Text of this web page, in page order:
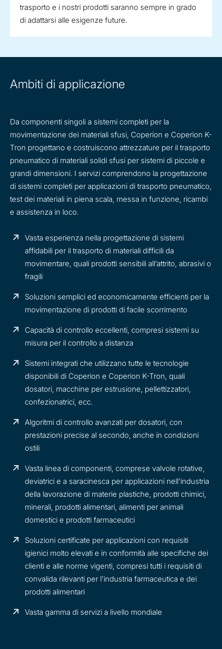
trasporto e i nostri prodotti saranno sempre in grado
di adattarsi alle esigenze future.
Ambiti di applicazione
Da componenti singoli a sistemi completi per la
movimentazione dei materiali sfusi, Coperion e Coperion K-
Tron progettano e costruiscono attrezzature per il trasporto
pneumatico di materiali solidi sfusi per sistemi di piccole e
grandi dimensioni. I servizi comprendono la progettazione
di sistemi completi per applicazioni di trasporto pneumatico,
test dei materiali in piena scala, messa in funzione, ricambi
e assistenza in loco.
Vasta esperienza nella progettazione di sistemi
affidabili per il trasporto di materiali difficili da
movimentare, quali prodotti sensibili all’attrito, abrasivi o
fragili
Soluzioni semplici ed economicamente efficienti per la
movimentazione di prodotti di facile scorrimento
Capacità di controllo eccellenti, compresi sistemi su
misura per il controllo a distanza
Sistemi integrati che utilizzano tutte le tecnologie
disponibili di Coperion e Coperion K-Tron, quali
dosatori, macchine per estrusione, pellettizzatori,
confezionatrici, ecc.
Algoritmi di controllo avanzati per dosatori, con
prestazioni precise al secondo, anche in condizioni
ostili
Vasta linea di componenti, comprese valvole rotative,
deviatrici e a saracinesca per applicazioni nell’industria
della lavorazione di materie plastiche, prodotti chimici,
minerali, prodotti alimentari, alimenti per animali
domestici e prodotti farmaceutici
Soluzioni certificate per applicazioni con requisiti
igienici molto elevati e in conformità alle specifiche dei
clienti e alle norme vigenti, compresi tutti i requisiti di
convalida rilevanti per l’industria farmaceutica e dei
prodotti alimentari
Vasta gamma di servizi a livello mondiale